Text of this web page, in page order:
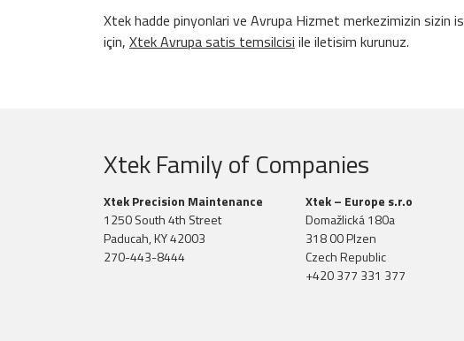
Xtek hadde pinyonlari ve Avrupa Hizmet merkezimizin sizin
için, Xtek Avrupa satis temsilcisi ile iletisim kurunuz.
Xtek Family of Companies
Xtek Precision Maintenance
1250 South 4th Street
Paducah, KY 42003
270-443-8444
Xtek – Europe s.r.o
Domažlická 180a
318 00 Plzen
Czech Republic
+420 377 331 377